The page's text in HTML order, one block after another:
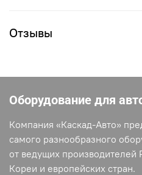
Отзывы
Оборудование для
Компания «Каскад-Авто»
самого разнообразного
от ведущих
Кореи и европейских стран.